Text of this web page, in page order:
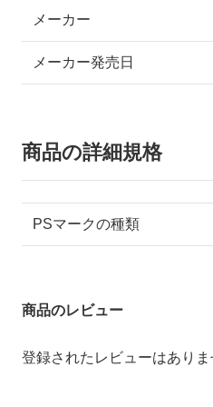
メーカー
メーカー発売日
商品の詳細規格
PSマークの種類
商品のレビュー
登録されたレビューはありま